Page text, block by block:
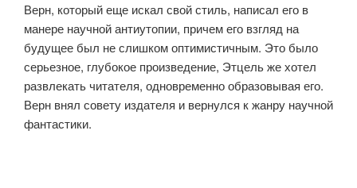
Верн, который еще искал свой стиль, написал его в
манере научной антиутопии, причем его взгляд на
будущее был не слишком оптимистичным. Это было
серьезное, глубокое произведение, Этцель же хотел
развлекать читателя, одновременно образовывая его.
Верн внял совету издателя и вернулся к жанру научной
фантастики.